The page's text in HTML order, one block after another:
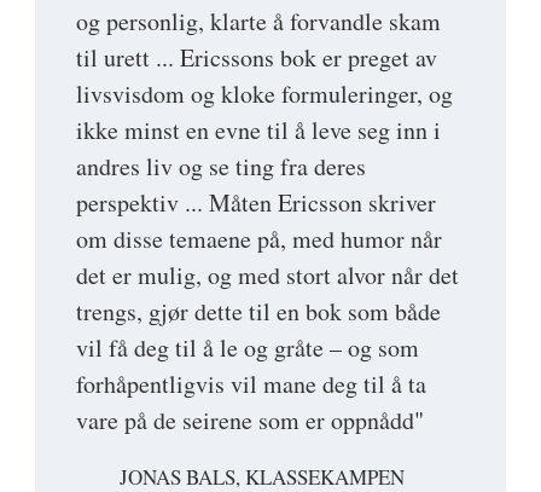
og personlig, klarte å forvandle skam
til urett ... Ericssons bok er preget av
livsvisdom og kloke formuleringer, og
ikke minst en evne til å leve seg inn i
andres liv og se ting fra deres
perspektiv ... Måten Ericsson skriver
om disse temaene på, med humor når
det er mulig, og med stort alvor når det
trengs, gjør dette til en bok som både
vil få deg til å le og gråte – og som
forhåpentligvis vil mane deg til å ta
vare på de seirene som er oppnådd"
JONAS BALS, KLASSEKAMPEN